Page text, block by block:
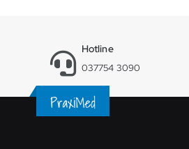
Hotline
037754 3090